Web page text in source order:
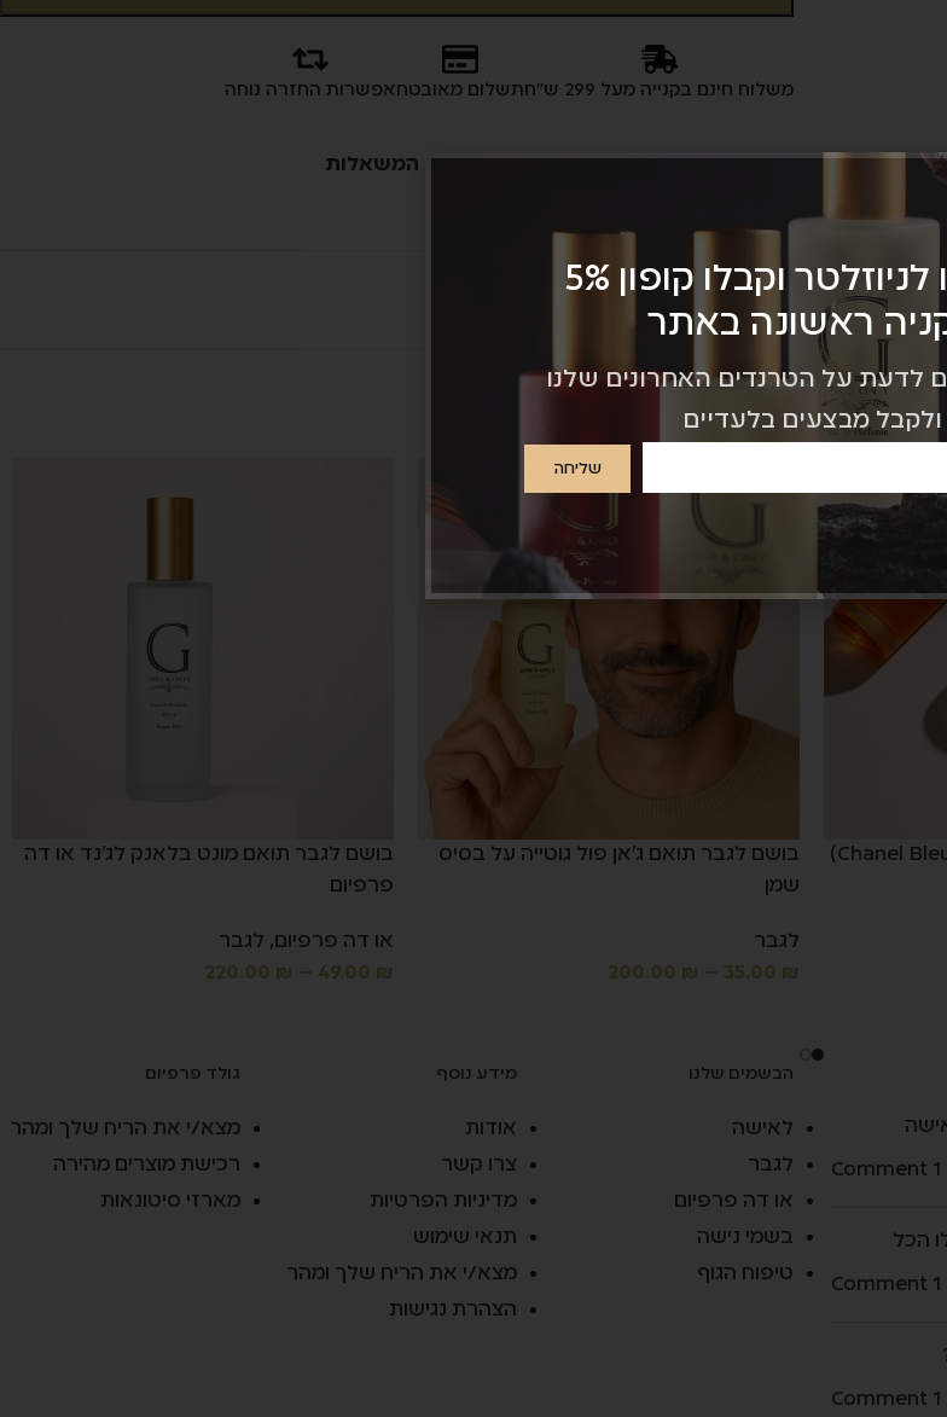
משלוח חינם בקנייה מעל 299 ש"ח תשלום מאובטחאפשרות החזרה נוחה
השוואת מוצרים הוספה לרשימת המשאלות
בושם לגבר תואם בלו שאנל (Chanel Bleu)
בושם לגבר תואם ג'אן פול גוטייה על בסיס
שמן
לגבר
35.00 ₪
–
200.00 ₪
בושם לגבר תואם מונט בלאנק לג'נד או דה
פרפיום
או דה פרפיום, לגבר
49.00 ₪
–
220.00 ₪
1 Comment
הכל
1 Comment
1 Comment
הבשמים שלנו
לאישה
לגבר
או דה פרפיום
בשמי נישה
טיפוח הגוף
מידע נוסף
אודות
צרו קשר
מדיניות הפרטיות
תנאי שימוש
מצא/י את הריח שלך ומהר
הצהרת נגישות
גולד פרפיום
מצא/י את הריח שלך ומהר
רכישת מוצרים מהירה
מארזי סיטונאות
הירשמו לניוזלטר וקבלו קופון 5%
ראשונה באתר
לדעת על הטרנדים האחרונים שלנו
ולקבל מבצעים בלעדיים
שליחה